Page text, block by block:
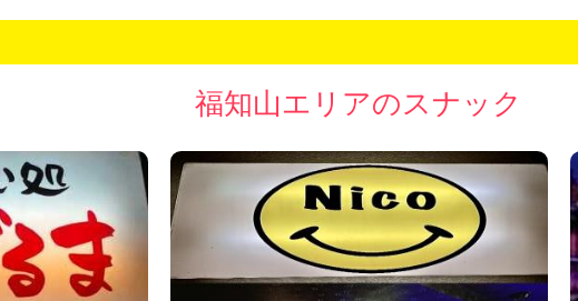
福知山エリアのスナック